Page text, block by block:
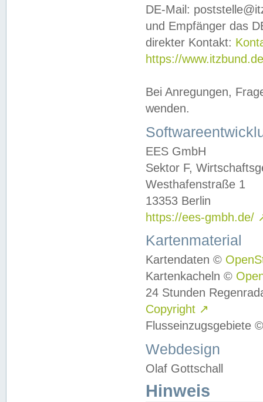
DE-Mail:
und Empfänger das
direkter Kontakt:
https://
Bei Anregungen,
wenden.
EES GmbH
Sektor F,
Westhafenstraße 1
13353 Berlin
https://ees-gmbh.de/
Kartenmaterial
Kartendaten ©
Kartenkacheln ©
24 Stunden
Copyright ↗
Flusseinzugsgebiete
Webdesign
Olaf Gottschall
Hinweis